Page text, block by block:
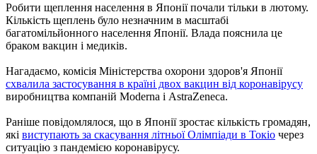
Робити щеплення населення в Японії почали тільки в лютому.
Кількість щеплень було незначним в масштабі
багатомільйонного населення Японії. Влада пояснила це
браком вакцин і медиків.
Нагадаємо, комісія Міністерства охорони здоров'я Японії
схвалила застосування в країні двох вакцин від коронавірусу
виробництва компаній Moderna і AstraZeneca.
Раніше повідомлялося, що в Японії зростає кількість громадян,
які виступають за скасування літньої Олімпіади в Токіо через
ситуацію з пандемією коронавірусу.